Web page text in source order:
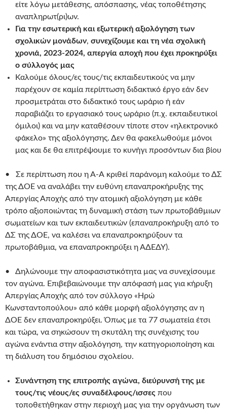
είτε λόγω μετάθεσης, απόσπασης, νέας τοποθέτησης
αναπληρωτ(ρι)ων.
Για την εσωτερική και εξωτερική αξιολόγηση των
σχολικών μονάδων, συνεχίζουμε και τη νέα σχολική
χρονιά, 2023-2024, απεργία αποχή που έχει προκηρύξει
ο σύλλογός μας
Καλούμε όλους/ες τους/τις εκπαιδευτικούς να μην
παρέχουν σε καμία περίπτωση διδακτικό έργο εάν δεν
προσμετράται στο διδακτικό τους ωράριο ή εάν
παραβιάζει το εργασιακό τους ωράριο (π.χ. εκπαιδευτικοί
όμιλοι) και να μην καταθέσουν τίποτε στον «ηλεκτρονικό
φάκελο» της αξιολόγησης. Δεν θα φακελωθούμε μόνοι
μας και δε θα επιτρέψουμε το κυνήγι προσόντων δια βίου
• Σε περίπτωση που η Α-Α κριθεί παράνομη καλούμε το ΔΣ
της ΔΟΕ να αναλάβει την ευθύνη επαναπροκήρυξης της
Απεργίας Αποχής από την ατομική αξιολόγηση με κάθε
τρόπο αξιοποιώντας τη δυναμική στάση των πρωτοβάθμιων
σωματείων και των εκπαιδευτικών (επαναπροκήρυξη από το
ΔΣ της ΔΟΕ, να καλέσει να επαναπροκηρύξουν τα
πρωτοβάθμια, να επαναπροκηρύξει η ΑΔΕΔΥ).
• Δηλώνουμε την αποφασιστικότητα μας να συνεχίσουμε
τον αγώνα. Επιβεβαιώνουμε την απόφασή μας για κήρυξη
Απεργίας Αποχής από τον σύλλογο «Ηρώ
Κωνσταντοπούλου» από κάθε μορφή αξιολόγησης αν η
ΔΟΕ δεν επαναπροκηρύξει. Όπως με τα 77 σωματεία έτσι
και τώρα, να σηκώσουν τη σκυτάλη της συνέχισης του
αγώνα ενάντια στην αξιολόγηση, την κατηγοριοποίηση και
τη διάλυση του δημόσιου σχολείου.
Συνάντηση της επιτροπής αγώνα, διεύρυνσή της με
τους/τις νέους/ες συναδέλφους/ισσες που
τοποθετήθηκαν στην περιοχή μας για την οργάνωση των